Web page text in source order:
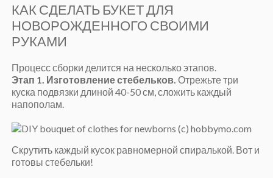
КАК СДЕЛАТЬ БУКЕТ ДЛЯ
НОВОРОЖДЕННОГО СВОИМИ
РУКАМИ
Процесс сборки делится на несколько этапов.
Этап 1. Изготовление стебельков. Отрежьте три
куска подвязки длиной 40-50 см, сложить каждый
напополам.
Скрутить каждый кусок равномерной спиралькой. Вот и
готовы стебельки!